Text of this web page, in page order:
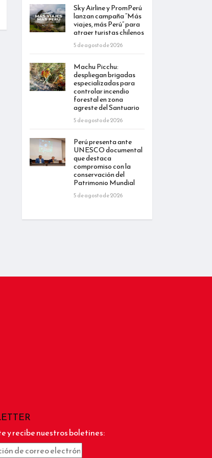
Sky Airline y PromPerú
lanzan campaña “Más
viajes, más Perú” para
atraer turistas chilenos
5 de agosto de 2026
Machu Picchu:
despliegan brigadas
especializadas para
controlar incendio
forestal en zona
agreste del Santuario
5 de agosto de 2026
Perú presenta ante
UNESCO documental
que destaca
compromiso con la
conservación del
Patrimonio Mundial
5 de agosto de 2026
y recibe nuestros boletines: